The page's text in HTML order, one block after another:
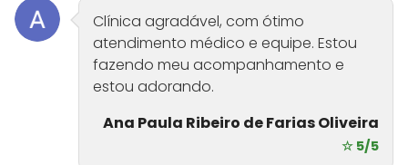
Clínica agradável, com ótimo
atendimento médico e equipe. Estou
fazendo meu acompanhamento e
estou adorando.
Ana Paula Ribeiro de Farias Oliveira
☆ 5/5